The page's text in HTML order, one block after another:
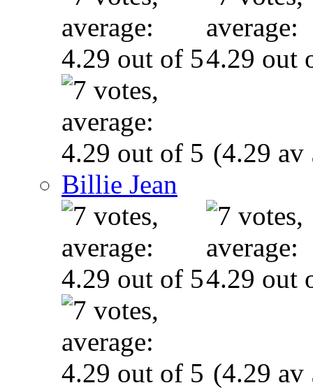
(4.29 av
Billie Jean
(4.29 av